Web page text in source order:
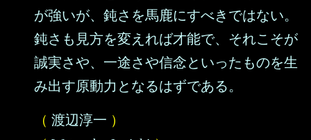
が強いが、鈍さを馬鹿にすべきではない。
鈍さも見方を変えれば才能で、それこそが
誠実さや、一途さや信念といったものを生
み出す原動力となるはずである。
（ 渡辺淳一 ）